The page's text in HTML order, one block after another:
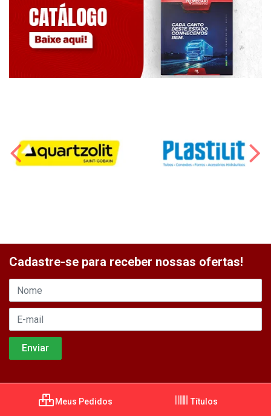
Cadastre-se para receber nossas ofertas!
Meus Pedidos Títulos